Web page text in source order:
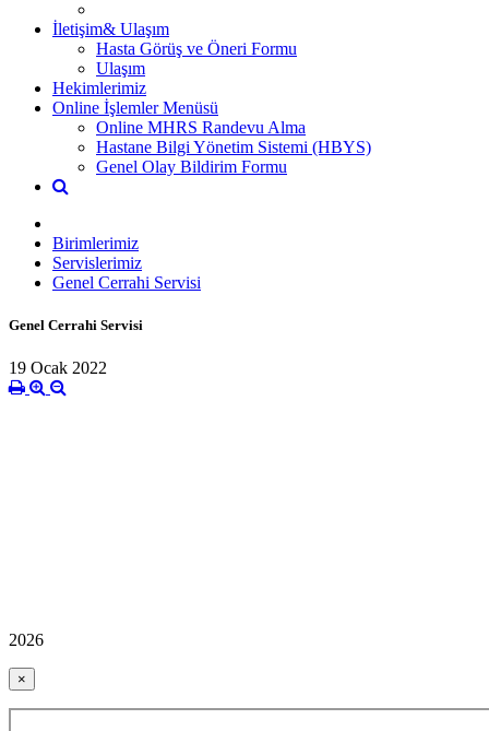
İletişim& Ulaşım
Hasta Görüş ve Öneri Formu
Ulaşım
Hekimlerimiz
Online İşlemler Menüsü
Online MHRS Randevu Alma
Hastane Bilgi Yönetim Sistemi (HBYS)
Genel Olay Bildirim Formu
Birimlerimiz
Servislerimiz
Genel Cerrahi Servisi
Genel Cerrahi Servisi
19 Ocak 2022
2026
×